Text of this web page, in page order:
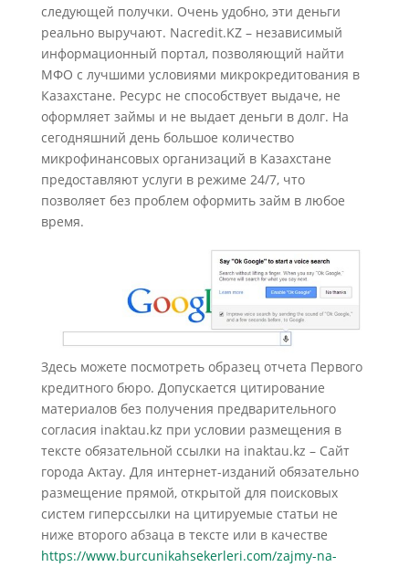
следующей получки. Очень удобно, эти деньги
реально выручают. Nacredit.KZ – независимый
информационный портал, позволяющий найти
МФО с лучшими условиями микрокредитования в
Казахстане. Ресурс не способствует выдаче, не
оформляет займы и не выдает деньги в долг. На
сегодняшний день большое количество
микрофинансовых организаций в Казахстане
предоставляют услуги в режиме 24/7, что
позволяет без проблем оформить займ в любое
время.
Здесь можете посмотреть образец отчета Первого
кредитного бюро. Допускается цитирование
материалов без получения предварительного
согласия inaktau.kz при условии размещения в
тексте обязательной ссылки на inaktau.kz – Сайт
города Актау. Для интернет-изданий обязательно
размещение прямой, открытой для поисковых
систем гиперссылки на цитируемые статьи не
ниже второго абзаца в тексте или в качестве
https://www.burcunikahsekerleri.com/zajmy-na-